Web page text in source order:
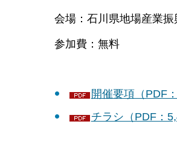
会場：石川県地場産業
参加費：無料
開催要項（PDF
チラシ（PDF：